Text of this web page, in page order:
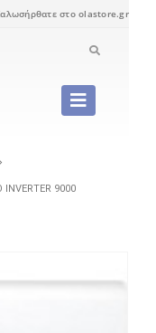
στο olastore.gr
9000